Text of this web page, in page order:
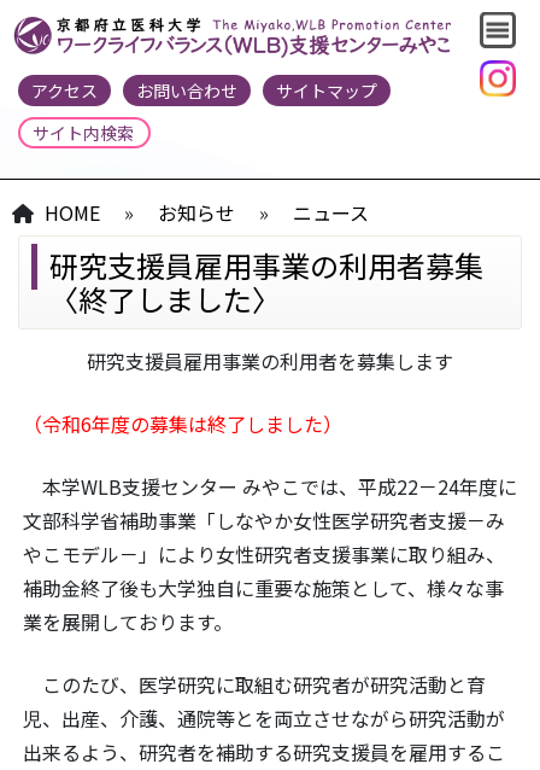
アクセス お問い合わせ サイトマップ
HOME » お知らせ » ニュース
研究支援員雇用事業の利用者募集
〈終了しました〉
研究支援員雇用事業の利用者を募集します
（令和6年度の募集は終了しました）
本学WLB支援センター みやこでは、平成22－24年度に
文部科学省補助事業「しなやか女性医学研究者支援－み
やこモデル－」により女性研究者支援事業に取り組み、
補助金終了後も大学独自に重要な施策として、様々な事
業を展開しております。
このたび、医学研究に取組む研究者が研究活動と育
児、出産、介護、通院等とを両立させながら研究活動が
出来るよう、研究者を補助する研究支援員を雇用するこ